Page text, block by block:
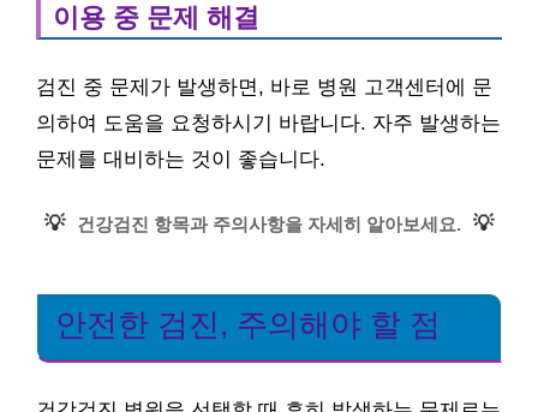
이용 중 문제 해결
검진 중 문제가 발생하면, 바로 병원 고객센터에 문
의하여 도움을 요청하시기 바랍니다. 자주 발생하는
문제를 대비하는 것이 좋습니다.
💡 건강검진 항목과 주의사항을 자세히 알아보세요. 💡
안전한 검진, 주의해야 할 점